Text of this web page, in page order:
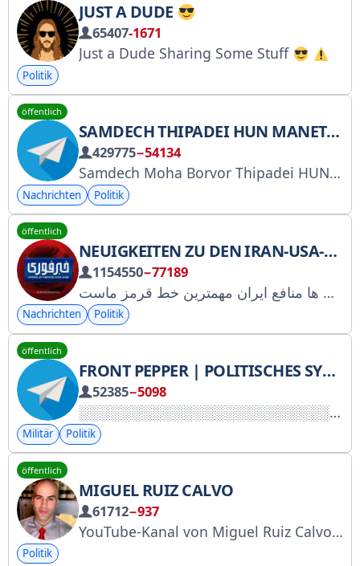
JUST A DUDE
65407-1671
Just a Dude Sharing Some Stuff
Politik
öffentlich
SAMDECH THIPADEI HUN MANET, PREMIERMINISTER VON KAMBODSCHA
429775−54134
Samdech Moha Borvor Thipadei HUN MANET, Premierminister des Königreichs Kambodscha
Nachrichten Politik
öffentlich
NEUIGKEITEN ZU DEN IRAN-USA-VERHANDLUNGEN
1154550−77189
اخبار جنگ خاورمیانه و دنیا پوشش تمام اخبار مهم و تاثیر گذار در زندگی ما ایرانی ها منافع ایران مهمترین خط قرمز ماست
Nachrichten Politik
öffentlich
FRONT PEPPER | POLITISCHES SYSTEM
52385−5098
Militär Politik
öffentlich
MIGUEL RUIZ CALVO
61712−937
YouTube-Kanal von Miguel Ruiz Calvo und Freunden
Politik